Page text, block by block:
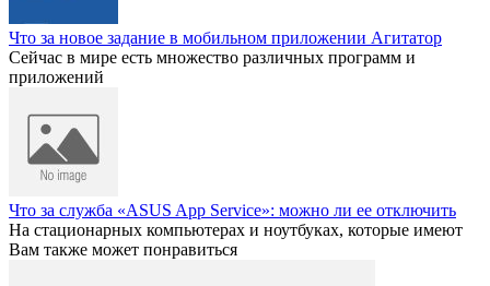
Что за новое задание в мобильном приложении Агитатор
Сейчас в мире есть множество различных программ и
приложений
Что за служба «ASUS App Service»: можно ли ее отключить
На стационарных компьютерах и ноутбуках, которые имеют
Вам также может понравиться